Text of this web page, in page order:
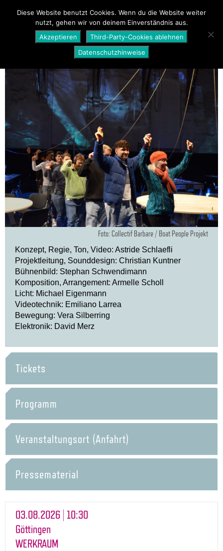
PROGRAMM ÜBER UNS NEWS
Foto: Collectif Barbare / Boat People Projekt
Konzept, Regie, Ton, Video: Astride Schlaefli
Projektleitung, Sounddesign: Christian Kuntner
Bühnenbild: Stephan Schwendimann
Komposition, Arrangement: Armelle Scholl
Licht: Michael Eigenmann
Videotechnik: Emiliano Larrea
Bewegung: Vera Silberring
Elektronik: David Merz
Tickets
Programm
Veranstaltungsort (Anfahrt)
Pressematerial
03.08.2026 | 10:30
Göttingen
WERKRAUM
Diese Website benutzt Cookies. Wenn du die Website weiter
nutzt, gehen wir von deinem Einverständnis aus.
Akzeptieren
Third-Party-Cookies ablehnen
Datenschutzhinweise